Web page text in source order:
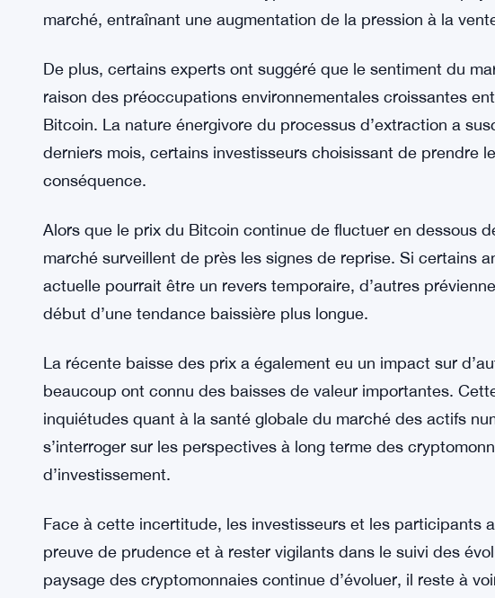
En plus des facteurs économiques plus larges, les évolutions
un rôle dans la baisse du prix du Bitcoin. Les récentes
minière et le commerce des cryptomonnaies dans divers
De plus, certains experts ont suggéré que le sentiment du
raison des préoccupations environnementales croissantes
Bitcoin. La nature énergivore du processus d’extraction a
conséquence.
Alors que le prix du Bitcoin continue de fluctuer en dessous
marché surveillent de près les signes de reprise. Si certains
actuelle pourrait être un revers temporaire, d’autres
La récente baisse des prix a également eu un impact sur
beaucoup ont connu des baisses de valeur importantes.